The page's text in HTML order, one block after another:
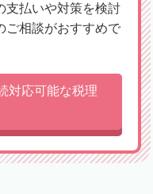
支払いや対策を検討
ご相談がおすすめで
対応可能な税理